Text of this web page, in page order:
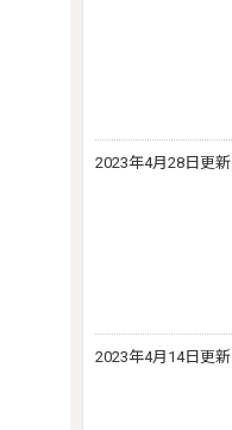
2023年4月28日更新
2023年4月14日更新